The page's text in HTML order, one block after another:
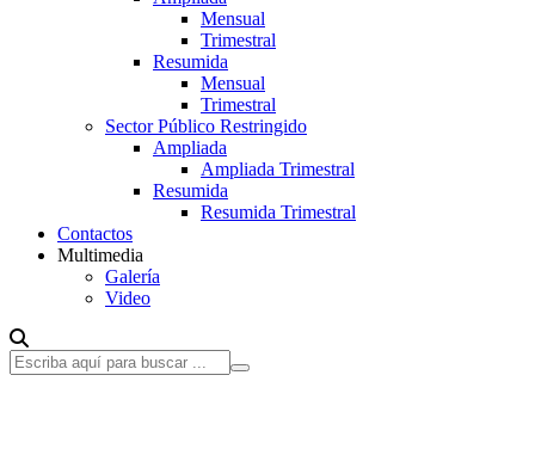
Mensual
Trimestral
Resumida
Mensual
Trimestral
Sector Público Restringido
Ampliada
Ampliada Trimestral
Resumida
Resumida Trimestral
Contactos
Multimedia
Galería
Video